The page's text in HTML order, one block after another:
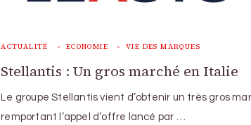
ACTUALITÉ ECONOMIE VIE DES MARQUES
Stellantis : Un gros marché en Italie
Le groupe Stellantis vient d’obtenir un très gros
remportant l’appel d’offre lancé par …